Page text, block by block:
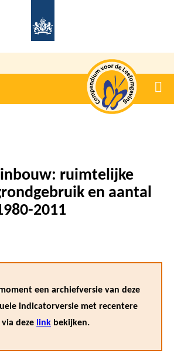
ruimtelijke
en aantal
2011
een archiefversie van deze
indicatorversie met recentere
deze link bekijken.